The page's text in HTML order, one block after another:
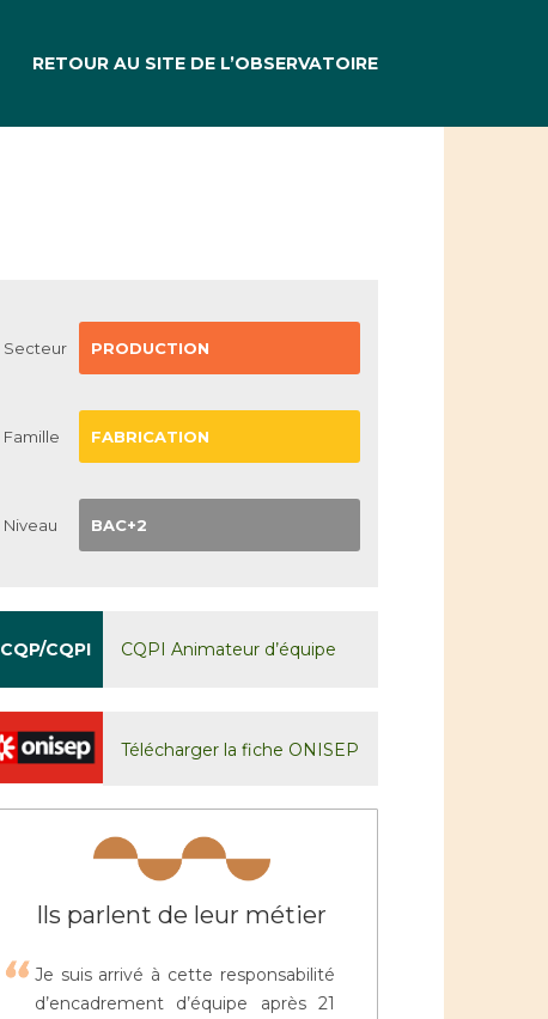
RETOUR AU SITE DE L’OBSERVATOIRE
Secteur PRODUCTION
Famille FABRICATION
Niveau BAC+2
CQP/CQPI CQPI Animateur d’équipe
Télécharger la fiche ONISEP
Ils parlent de leur métier
Je suis arrivé à cette responsabilité
d’encadrement d’équipe après 21